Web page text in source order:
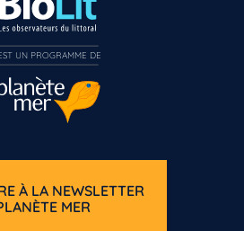
À LA NEWSLETTER
MER